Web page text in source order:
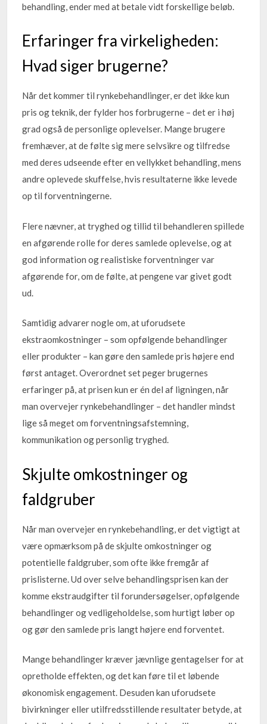
behandling, ender med at betale vidt forskellige beløb.
Erfaringer fra virkeligheden:
Hvad siger brugerne?
Når det kommer til rynkebehandlinger, er det ikke kun
pris og teknik, der fylder hos forbrugerne – det er i høj
grad også de personlige oplevelser. Mange brugere
fremhæver, at de følte sig mere selvsikre og tilfredse
med deres udseende efter en vellykket behandling, mens
andre oplevede skuffelse, hvis resultaterne ikke levede
op til forventningerne.
Flere nævner, at tryghed og tillid til behandleren spillede
en afgørende rolle for deres samlede oplevelse, og at
god information og realistiske forventninger var
afgørende for, om de følte, at pengene var givet godt
ud.
Samtidig advarer nogle om, at uforudsete
ekstraomkostninger – som opfølgende behandlinger
eller produkter – kan gøre den samlede pris højere end
først antaget. Overordnet set peger brugernes
erfaringer på, at prisen kun er én del af ligningen, når
man overvejer rynkebehandlinger – det handler mindst
lige så meget om forventningsafstemning,
kommunikation og personlig tryghed.
Skjulte omkostninger og
faldgruber
Når man overvejer en rynkebehandling, er det vigtigt at
være opmærksom på de skjulte omkostninger og
potentielle faldgruber, som ofte ikke fremgår af
prislisterne. Ud over selve behandlingsprisen kan der
komme ekstraudgifter til forundersøgelser, opfølgende
behandlinger og vedligeholdelse, som hurtigt løber op
og gør den samlede pris langt højere end forventet.
Mange behandlinger kræver jævnlige gentagelser for at
opretholde effekten, og det kan føre til et løbende
økonomisk engagement. Desuden kan uforudsete
bivirkninger eller utilfredsstillende resultater betyde, at